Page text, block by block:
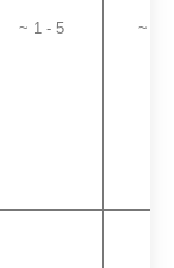
~ 1 - 5 ~ 8 -